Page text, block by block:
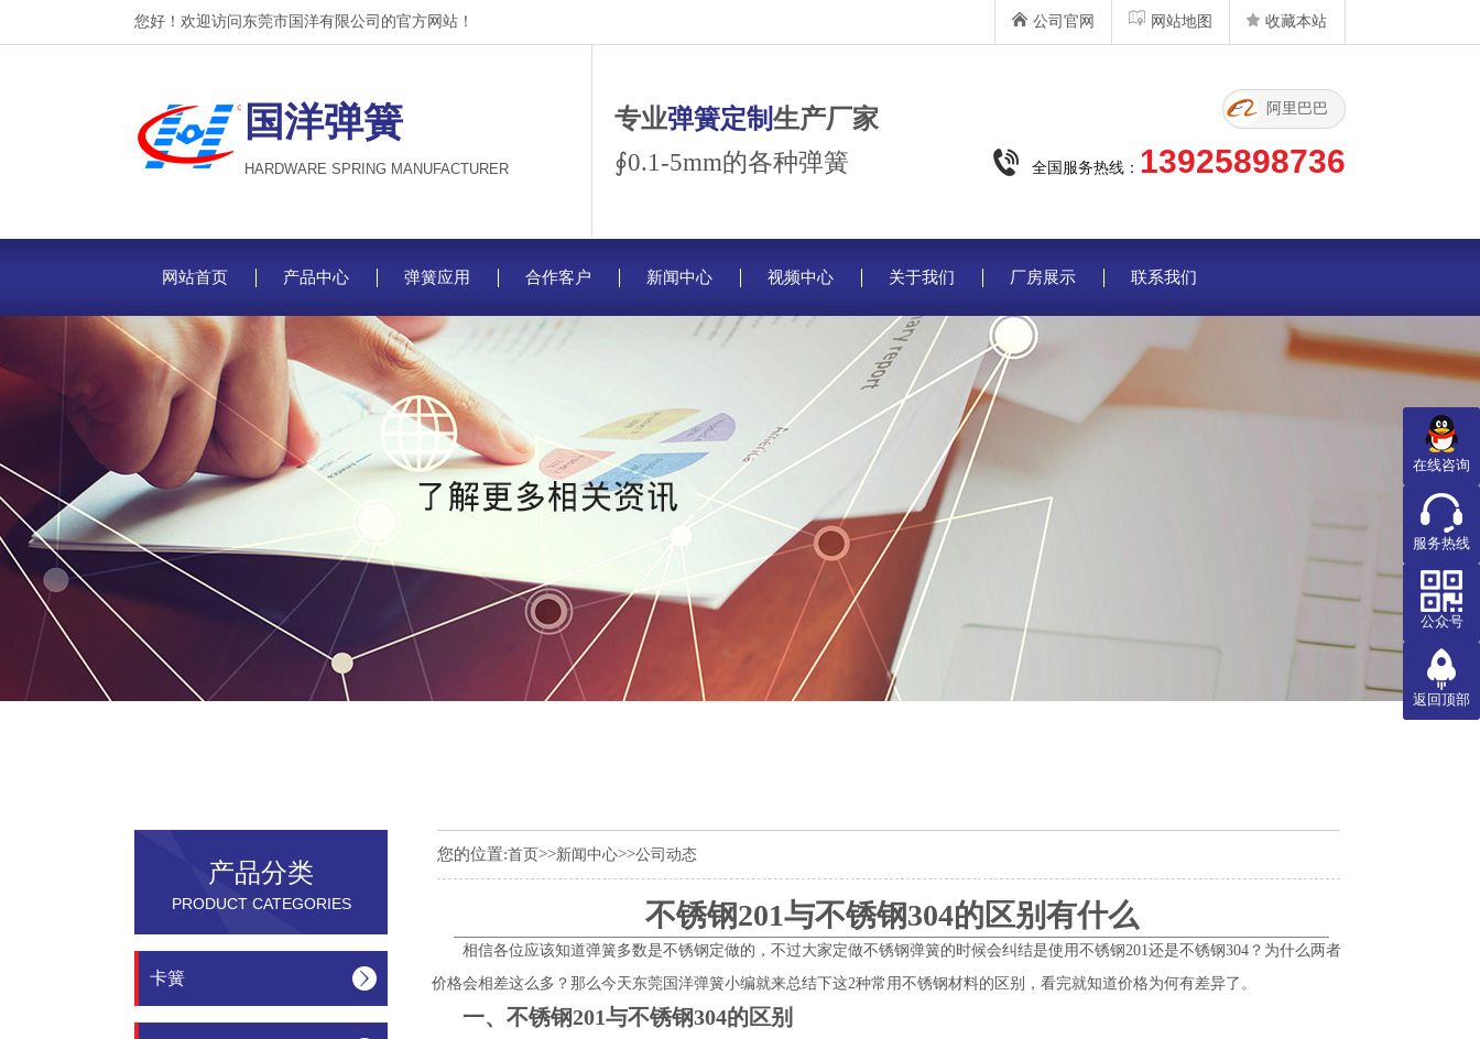
您好！欢迎访问东莞市国洋有限公司的官方网站！ 公司官网 网站地图 收藏本站
国洋弹簧
HARDWARE SPRING MANUFACTURER
专业弹簧定制生产厂家
∮0.1-5mm的各种弹簧
阿里巴巴
全国服务热线： 13925898736
网站首页 产品中心 弹簧应用 合作客户 新闻中心 视频中心 关于我们 厂房展示 联系我们
产品分类
PRODUCT CATEGORIES
卡簧
您的位置:首页>>新闻中心>>公司动态
不锈钢201与不锈钢304的区别有什么
相信各位应该知道弹簧多数是不锈钢定做的，不过大家定做不锈钢弹簧的时候会纠结是使用不锈钢201还是不锈钢304？为什么两者
价格会相差这么多？那么今天东莞 国洋弹簧小编就来总结下这2种常用不锈钢材料的区别，看完就知道价格为何有差异了。
一、不锈钢201与不锈钢304的区别
在线咨询
服务热线
公众号
返回顶部